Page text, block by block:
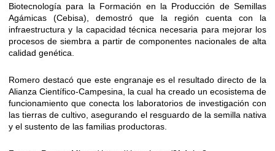
Biotecnología para la Formación en la Producción de Semillas
Agámicas (Cebisa), demostró que la región cuenta con la
infraestructura y la capacidad técnica necesaria para mejorar los
procesos de siembra a partir de componentes nacionales de alta
calidad genética.
Romero destacó que este engranaje es el resultado directo de la
Alianza Científico-Campesina, la cual ha creado un ecosistema de
funcionamiento que conecta los laboratorios de investigación con
las tierras de cultivo, asegurando el resguardo de la semilla nativa
y el sustento de las familias productoras.